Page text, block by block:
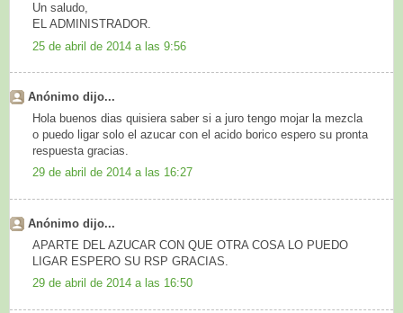
Un saludo,
EL ADMINISTRADOR.
25 de abril de 2014 a las 9:56
Anónimo dijo...
Hola buenos dias quisiera saber si a juro tengo mojar la mezcla
o puedo ligar solo el azucar con el acido borico espero su pronta
respuesta gracias.
29 de abril de 2014 a las 16:27
Anónimo dijo...
APARTE DEL AZUCAR CON QUE OTRA COSA LO PUEDO
LIGAR ESPERO SU RSP GRACIAS.
29 de abril de 2014 a las 16:50